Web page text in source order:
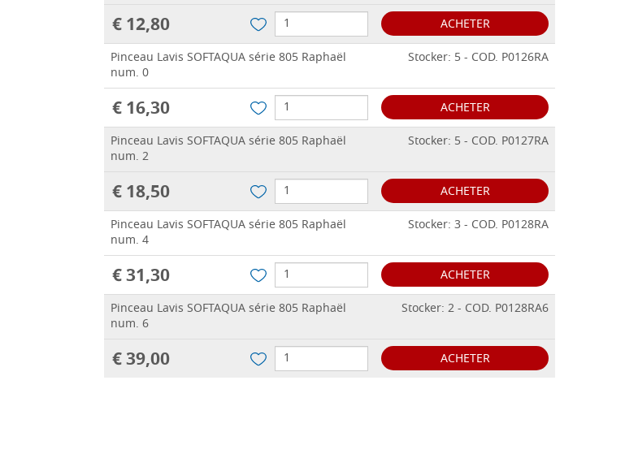
€ 12,80
ACHETER
Pinceau Lavis SOFTAQUA série 805 Raphaël
num. 0
Stocker: 5 - COD. P0126RA
€ 16,30
ACHETER
Pinceau Lavis SOFTAQUA série 805 Raphaël
num. 2
Stocker: 5 - COD. P0127RA
€ 18,50
ACHETER
Pinceau Lavis SOFTAQUA série 805 Raphaël
num. 4
Stocker: 3 - COD. P0128RA
€ 31,30
ACHETER
Pinceau Lavis SOFTAQUA série 805 Raphaël
num. 6
Stocker: 2 - COD. P0128RA6
€ 39,00 ACHETER